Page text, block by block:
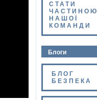
СТАТИ
ЧАСТИНОЮ
НАШОЇ
КОМАНДИ
Блоги
БЛОГ
БЕЗПЕКА